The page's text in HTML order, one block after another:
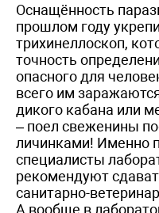
Оснащённость
прошлом году
трихинеллоскоп,
точность
опасного для
всего им
дикого кабана или
– поел свеженины
личинками! Именно
специалисты
рекомендуют
санитарно-
А вообще в